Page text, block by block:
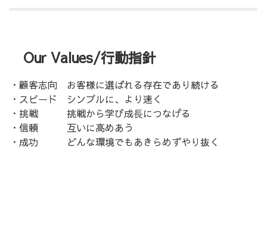
Our Values/行動指針
・顧客志向 お客様に選ばれる存在であり続ける
・スピード シンプルに、より速く
・挑戦 挑戦から学び成⾧につなげる
・信頼 互いに高めあう
・成功 どんな環境でもあきらめずやり抜く